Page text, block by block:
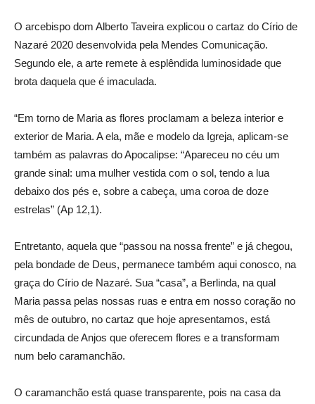
O arcebispo dom Alberto Taveira explicou o cartaz do Círio de
Nazaré 2020 desenvolvida pela Mendes Comunicação.
Segundo ele, a arte remete à esplêndida luminosidade que
brota daquela que é imaculada.
“Em torno de Maria as flores proclamam a beleza interior e
exterior de Maria. A ela, mãe e modelo da Igreja, aplicam-se
também as palavras do Apocalipse: “Apareceu no céu um
grande sinal: uma mulher vestida com o sol, tendo a lua
debaixo dos pés e, sobre a cabeça, uma coroa de doze
estrelas” (Ap 12,1).
Entretanto, aquela que “passou na nossa frente” e já chegou,
pela bondade de Deus, permanece também aqui conosco, na
graça do Círio de Nazaré. Sua “casa”, a Berlinda, na qual
Maria passa pelas nossas ruas e entra em nosso coração no
mês de outubro, no cartaz que hoje apresentamos, está
circundada de Anjos que oferecem flores e a transformam
num belo caramanchão.
O caramanchão está quase transparente, pois na casa da